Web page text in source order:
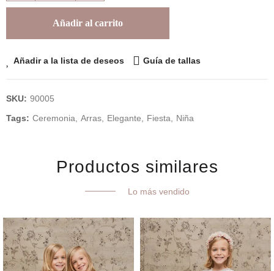
Añadir al carrito
Añadir a la lista de deseos Guía de tallas
SKU: 90005
Tags: Ceremonia Arras Elegante Fiesta Niña
Productos similares
Lo más vendido